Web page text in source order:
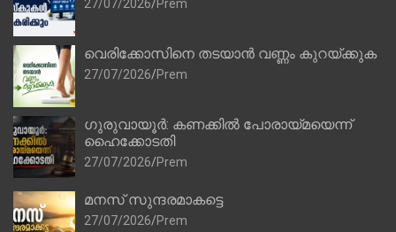
27/07/2026 Prem
വെരിക്കോസിനെ തടയാൻ വണ്ണം കുറയ്ക്കുക
27/07/2026 Prem
ഗുരുവായൂർ: കണക്കിൽ പോരായ്മയെന്ന്
ഹൈക്കോടതി
27/07/2026 Prem
മനസ് സുന്ദരമാകട്ടെ
27/07/2026 Prem